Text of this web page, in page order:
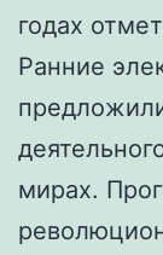
годах
Ранние
мирах.